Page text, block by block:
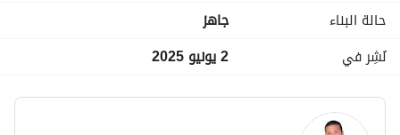
الخدمات والمميزات
منطقة حفلات
بيتش كلوب
أكوا بارك
حمامات سباحة لمختلف الأعمار
حالة البناء
جاهز
نُشِر في
2 يونيو 2025